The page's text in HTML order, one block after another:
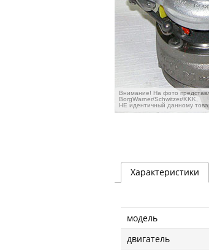
Внимание! На фото
BorgWarner/Schwitzer/KKK,
НЕ идентичный данному
Характеристики
модель
двигатель